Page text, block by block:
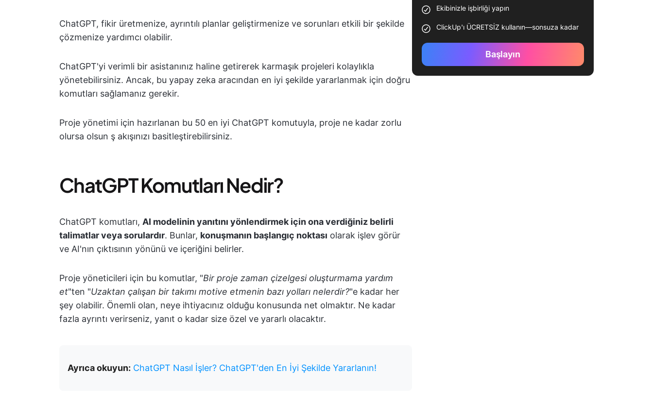
ChatGPT, fikir üretmenize, ayrıntılı planlar geliştirmenize ve sorunları etkili bir şekilde
çözmenize yardımcı olabilir.
ChatGPT'yi verimli bir asistanınız haline getirerek karmaşık projeleri kolaylıkla
yönetebilirsiniz. Ancak, bu yapay zeka aracından en iyi şekilde yararlanmak için doğru
komutları sağlamanız gerekir.
Proje yönetimi için hazırlanan bu 50 en iyi ChatGPT komutuyla, proje ne kadar zorlu
olursa olsun ş akışınızı basitleştirebilirsiniz.
ChatGPT Komutları Nedir?
ChatGPT komutları, AI modelinin yanıtını yönlendirmek için ona verdiğiniz belirli
talimatlar veya sorulardır. Bunlar, konuşmanın başlangıç noktası olarak işlev görür
ve AI'nın çıktısının yönünü ve içeriğini belirler.
Proje yöneticileri için bu komutlar, "Bir proje zaman çizelgesi oluşturmama yardım
et"ten "Uzaktan çalışan bir takımı motive etmenin bazı yolları nelerdir?"e kadar her
şey olabilir. Önemli olan, neye ihtiyacınız olduğu konusunda net olmaktır. Ne kadar
fazla ayrıntı verirseniz, yanıt o kadar size özel ve yararlı olacaktır.
Ayrıca okuyun: ChatGPT Nasıl İşler? ChatGPT'den En İyi Şekilde Yararlanın!
Ekibinizle işbirliği yapın
ClickUp'ı ÜCRETSİZ kullanın—sonsuza kadar
Başlayın